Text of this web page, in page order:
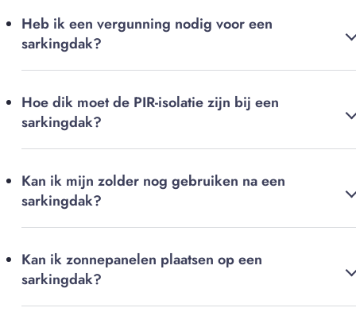
Heb ik een vergunning nodig voor een
sarkingdak?
Hoe dik moet de PIR-isolatie zijn bij een
sarkingdak?
Kan ik mijn zolder nog gebruiken na een
sarkingdak?
Kan ik zonnepanelen plaatsen op een
sarkingdak?